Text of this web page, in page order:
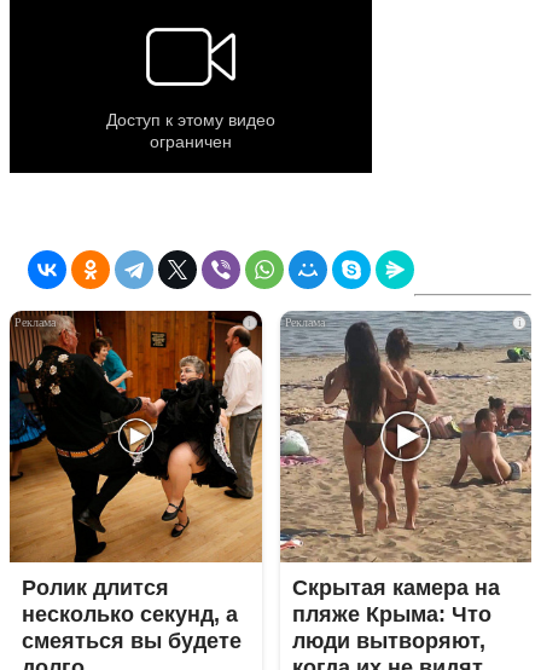
i
Ролик длится
несколько секунд, а
смеяться вы будете
i
Скрытая камера на
пляже Крыма: Что
люди вытворяют,